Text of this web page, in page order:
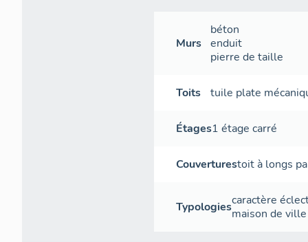
Murs
béton
enduit
pierre de taille
Toits tuile plate
Étages1 étage carré
Couverturestoit à longs
Typologiescaractère
maison de ville